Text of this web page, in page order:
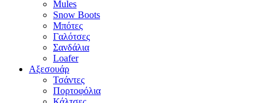
Mules
Snow Boots
Μπότες
Γαλότσες
Σανδάλια
Loafer
Αξεσουάρ
Τσάντες
Πορτοφόλια